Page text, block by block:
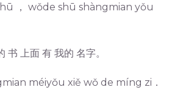
， wǒde shū shàngmian yǒu
书 上面 有 我的 名字。
méiyǒu xiě wǒ de míng zi．